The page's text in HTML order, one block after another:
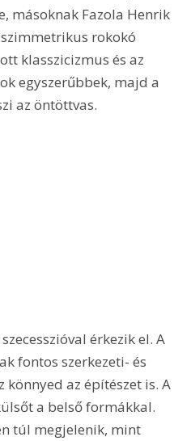
másoknak Fazola Henrik
rokokó
klasszicizmus és az
egyszerűbbek, majd a
az öntöttvas.
érkezik el. A
fontos szerkezeti- és
könnyed az építészet is. A
a belső formákkal.
túl megjelenik, mint